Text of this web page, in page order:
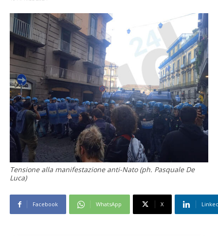
Tensione alla manifestazione anti-Nato (ph. Pasquale De
Luca)
Facebook WhatsApp X